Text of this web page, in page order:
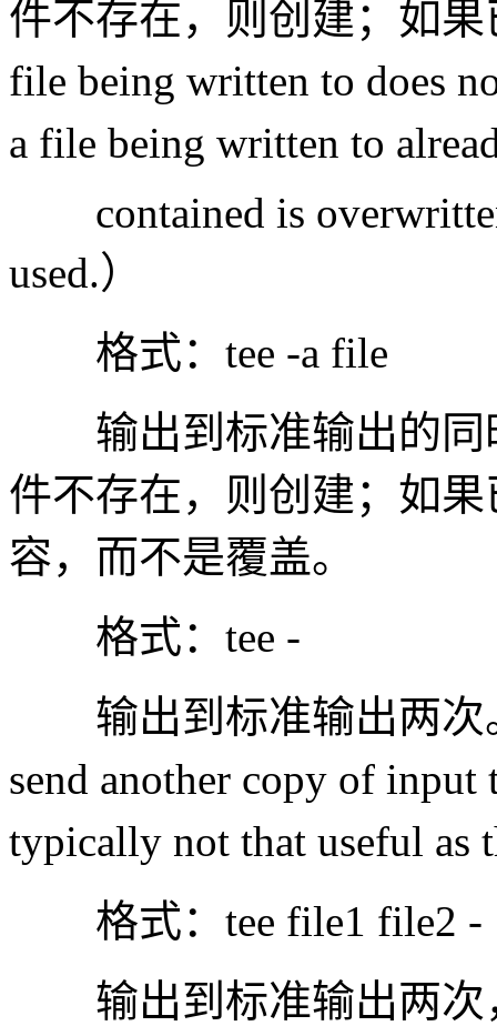
件不存在，则创建；如
file being written to does
a file being written to
contained is overwritten
used.）
格式：tee -a file
输出到标准输出的同
件不存在，则创建；如
容，而不是覆盖。
格式：tee -
输出到标准输出两次。
send another copy of
typically not that useful as
格式：tee file1 file2 -
输出到标准输出两次